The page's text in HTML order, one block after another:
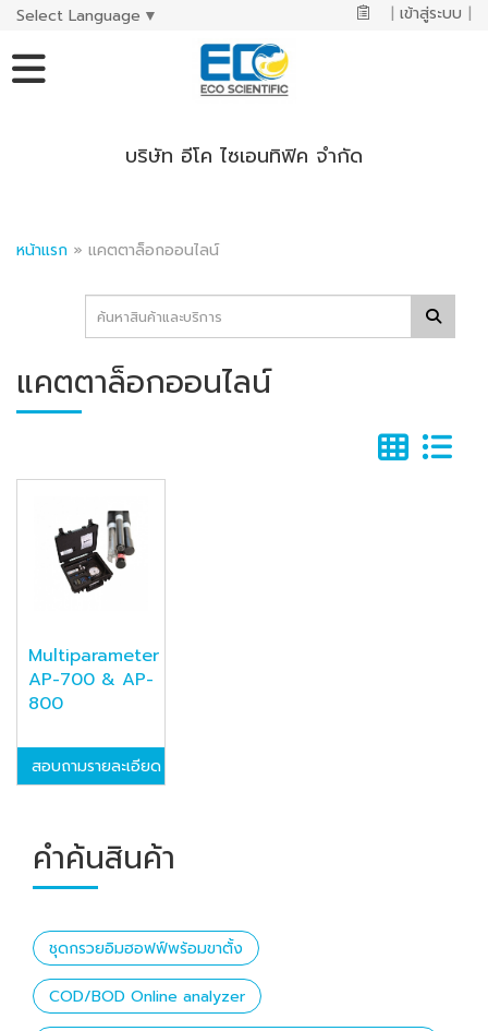
Select Language ▼ | เข้าสู่ระบบ |
บริษัท อีโค ไซเอนทิฟิค จำกัด
หน้าแรก » แคตตาล็อกออนไลน์
แคตตาล็อกออนไลน์
Multiparameter
AP-700 & AP-
800
สอบถามรายละเอียด
คำค้นสินค้า
ชุดกรวยอิมฮอฟฟ์พร้อมขาตั้ง
COD/BOD Online analyzer